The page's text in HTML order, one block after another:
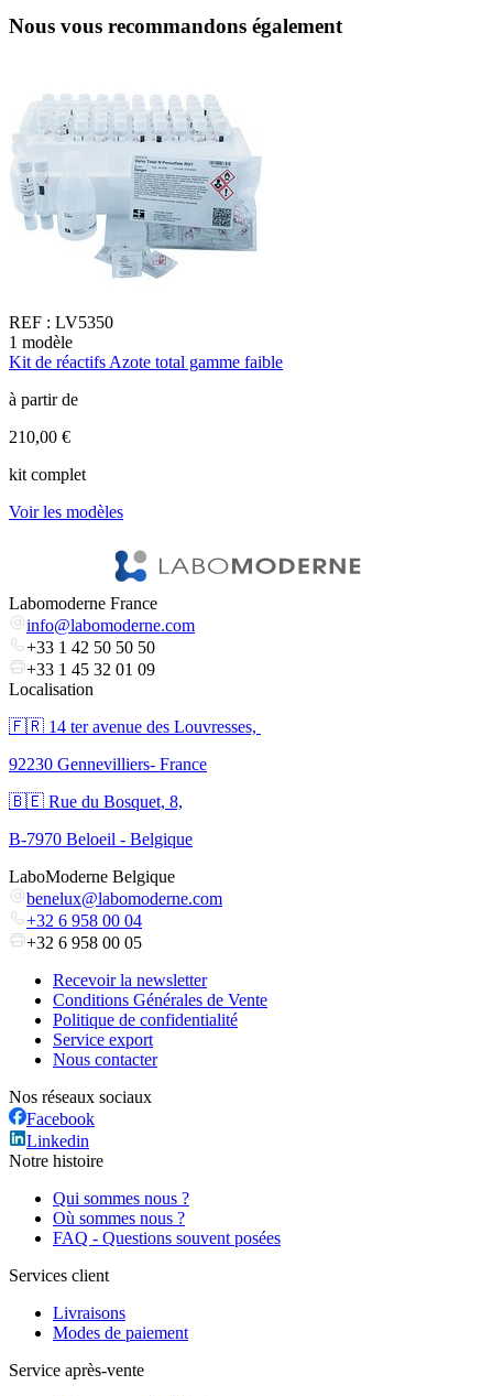
Nous vous recommandons également
REF : LV5350
1 modèle
Kit de réactifs Azote total gamme faible
à partir de
210,00 €
kit complet
Voir les modèles
Labomoderne France
info@labomoderne.com
+33 1 42 50 50 50
+33 1 45 32 01 09
Localisation
🇫🇷 ​14 ter avenue des Louvresses,
92230 Gennevilliers- France
🇧🇪 Rue du Bosquet, 8,
B-7970 Beloeil - Belgique
LaboModerne Belgique
benelux@labomoderne.com
+32 6 958 00 04
+32 6 958 00 05
Recevoir la newsletter
Conditions Générales de Vente
Politique de confidentialité
Service export
Nous contacter
Nos réseaux sociaux
Facebook
Linkedin
Notre histoire
Qui sommes nous ?
Où sommes nous ?
FAQ - Questions souvent posées
Services client
Livraisons
Modes de paiement
Service après-vente